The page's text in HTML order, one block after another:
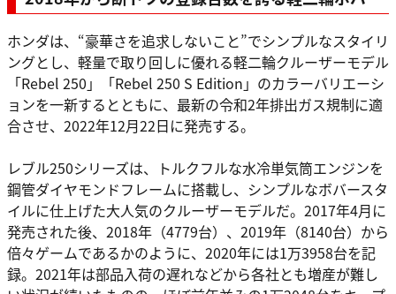
ホンダは、“豪華さを追求しないこと”でシンプルなスタイリ
ングとし、軽量で取り回しに優れる軽二輪クルーザーモデル
「Rebel 250」「Rebel 250 S Edition」のカラーバリエーシ
ョンを一新するとともに、最新の令和2年排出ガス規制に適
合させ、2022年12月22日に発売する。
レブル250シリーズは、トルクフルな水冷単気筒エンジンを
鋼管ダイヤモンドフレームに搭載し、シンプルなボバースタ
イルに仕上げた大人気のクルーザーモデルだ。2017年4月に
発売された後、2018年（4779台）、2019年（8140台）から
倍々ゲームであるかのように、2020年には1万3958台を記
録。2021年は部品入荷の遅れなどから各社とも増産が難し